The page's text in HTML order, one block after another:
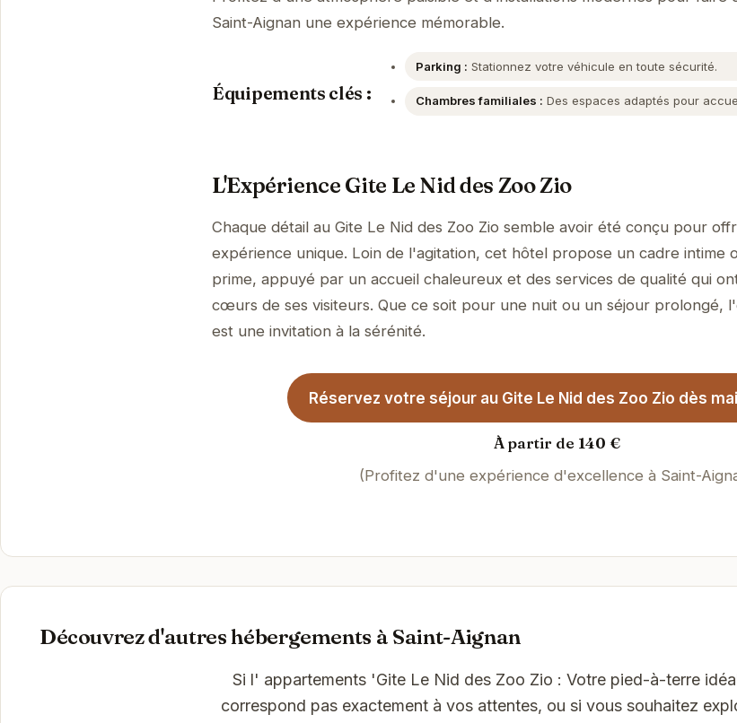
Saint-Aignan une expérience mémorable.
Équipements clés :
Parking : Stationnez votre véhicule en toute sécurité.
Chambres familiales : Des espaces adaptés pour
L'Expérience Gite Le Nid des Zoo Zio
Chaque détail au Gite Le Nid des Zoo Zio semble avoir été conçu pour
expérience unique. Loin de l'agitation, cet hôtel propose un cadre intime
prime, appuyé par un accueil chaleureux et des services de qualité qui
cœurs de ses visiteurs. Que ce soit pour une nuit ou un séjour prolongé,
est une invitation à la sérénité.
Réservez votre séjour au Gite Le Nid des Zoo Zio dès
À partir de 140 €
(Profitez d'une expérience d'excellence à Saint-
Découvrez d'autres hébergements à Saint-Aignan
Si l' appartements 'Gite Le Nid des Zoo Zio : Votre pied-à-terre
correspond pas exactement à vos attentes, ou si vous souhaitez